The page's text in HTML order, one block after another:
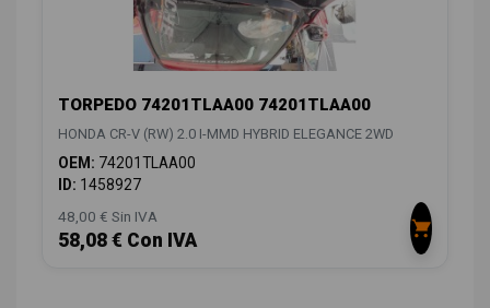
TORPEDO 74201TLAA00 74201TLAA00
HONDA CR-V (RW) 2.0 I-MMD HYBRID ELEGANCE 2WD
OEM: 74201TLAA00
ID: 1458927
48,00 € Sin IVA
58,08 € Con IVA